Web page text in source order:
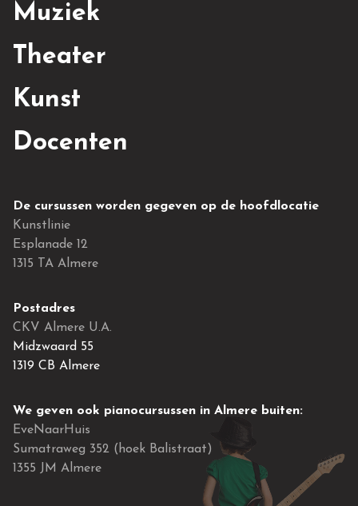
Muziek
Theater
Kunst
Docenten
De cursussen worden gegeven op de hoofdlocatie
Kunstlinie
Esplanade 12
1315 TA Almere
Postadres
CKV Almere U.A.
Midzwaard 55
1319 CB Almere
We geven ook pianocursussen in Almere buiten:
EveNaarHuis
Sumatraweg 352 (hoek Balistraat)
1355 JM Almere